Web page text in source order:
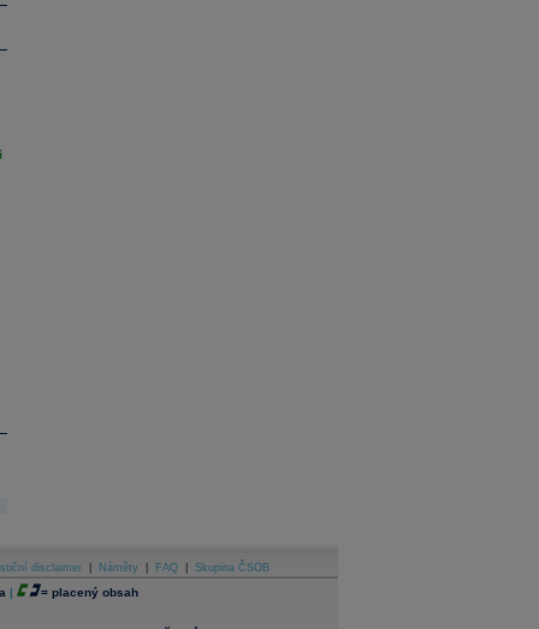
disclaimer Náměty FAQ Skupina ČSOB
| = placený obsah